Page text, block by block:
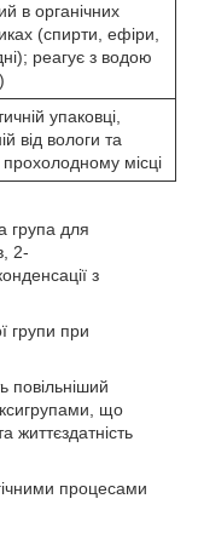
в органічних
(спирти, ефіри,
реагує з водою
упаковці,
від вологи та
прохолодному місці
група для
2-
з
групи при
повільніший
що
життєздатність
процесами